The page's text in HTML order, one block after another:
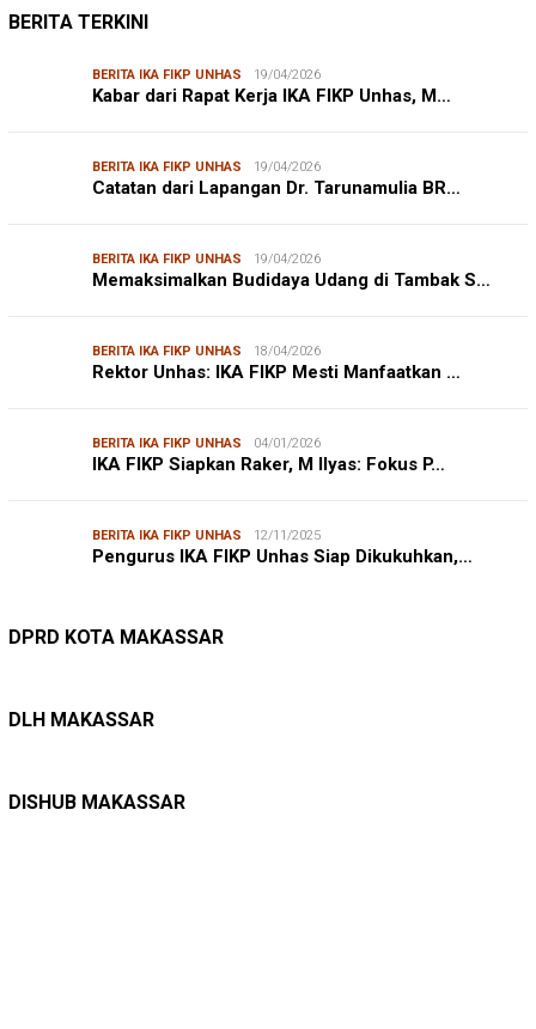
BERITA TERKINI
BERITA IKA FIKP UNHAS 19/04/2026
Kabar dari Rapat Kerja IKA FIKP Unhas, M…
BERITA IKA FIKP UNHAS 19/04/2026
Catatan dari Lapangan Dr. Tarunamulia BR…
BERITA IKA FIKP UNHAS 19/04/2026
Memaksimalkan Budidaya Udang di Tambak S…
BERITA IKA FIKP UNHAS 18/04/2026
Rektor Unhas: IKA FIKP Mesti Manfaatkan …
BERITA IKA FIKP UNHAS 04/01/2026
IKA FIKP Siapkan Raker, M Ilyas: Fokus P…
BERITA IKA FIKP UNHAS 12/11/2025
Pengurus IKA FIKP Unhas Siap Dikukuhkan,…
DPRD KOTA MAKASSAR
Kepuasan Publik Tinggi, Andi Makmur Nila…
DLH MAKASSAR
Belanja Pemerintah Bisa Menyelamatkan Hu…
DISHUB MAKASSAR
Pete-pete Laut Makassar Siap Beroperasi …